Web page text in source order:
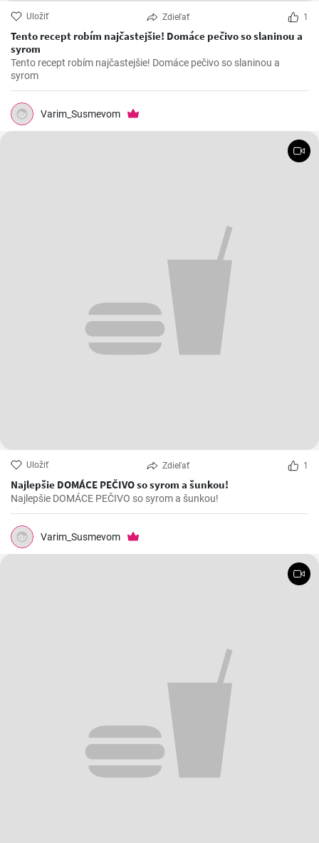
Uložiť Zdieľať 1
Tento recept robím najčastejšie! Domáce pečivo so slaninou a
syrom
Tento recept robím najčastejšie! Domáce pečivo so slaninou a
syrom
Varim_Susmevom
Uložiť Zdieľať 1
Najlepšie DOMÁCE PEČIVO so syrom a šunkou!
Najlepšie DOMÁCE PEČIVO so syrom a šunkou!
Varim_Susmevom